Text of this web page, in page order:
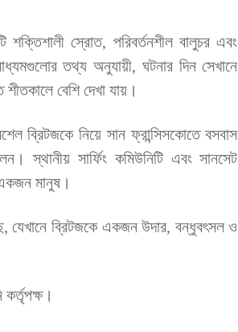
শক্তিশালী স্রোত, পরিবর্তনশীল বালুচর এবং
তথ্য অনুযায়ী, ঘটনার দিন সেখানে
বেশি দেখা যায়।
ব্রিটজকে নিয়ে সান ফ্রান্সিসকোতে বসবাস
স্থানীয় সার্ফিং কমিউনিটি এবং সানসেট
একজন মানুষ।
যেখানে ব্রিটজকে একজন উদার, বন্ধুবৎসল ও
কর্তৃপক্ষ।